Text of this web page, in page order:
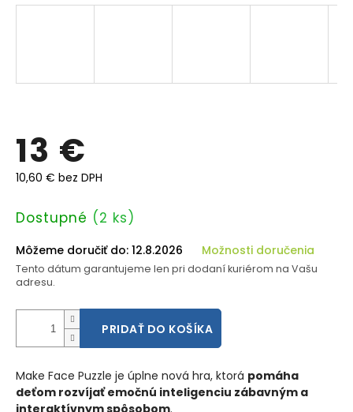
13 €
10,60 € bez DPH
Jednotková
Dostupné (2 ks)
Môžeme doručiť do: 12.8.2026 Možnosti doručenia
Tento dátum garantujeme len pri dodaní kuriérom na Vašu
adresu.
PRIDAŤ DO KOŠÍKA
Make Face Puzzle je úplne nová hra, ktorá pomáha
deťom rozvíjať emočnú inteligenciu zábavným a
interaktívnym spôsobom.